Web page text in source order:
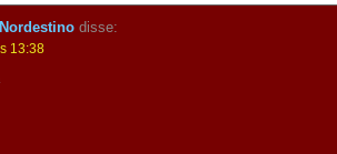
disse:
13:38